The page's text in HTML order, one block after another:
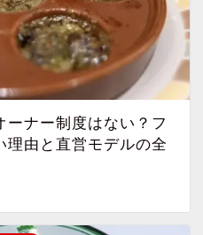
ーナー制度はない？フ
理由と直営モデルの全